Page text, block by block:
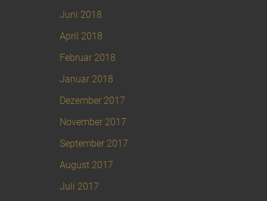
Juni 2018
April 2018
Februar 2018
Januar 2018
Dezember 2017
November 2017
September 2017
August 2017
Juli 2017